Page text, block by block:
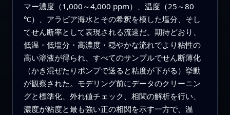
マー濃度（1,000～4,000 ppm）、温度（25～80
℃）、アラビア海水とその希釈を模した塩分、そし
てせん断率として表現される流速だ。期待どおり、
低温・低塩分・高濃度・穏やかな流れでより粘性の
高い溶液が得られ、すべてのサンプルでせん断薄化
（かき混ぜたりポンプで送ると粘度が下がる）挙動
が観察された。モデリング前にデータのクリーニン
グと標準化、外れ値チェック、相関の解析を行い、
濃度が粘度と最も強い正の相関を示す一方で、温